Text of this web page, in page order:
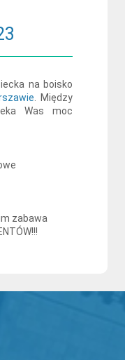
na boisko
. Między
Was moc
zabawa